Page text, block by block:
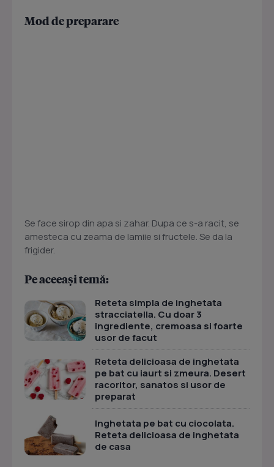
Mod de preparare
Se face sirop din apa si zahar. Dupa ce s-a racit, se
amesteca cu zeama de lamiie si fructele. Se da la
frigider.
Pe aceeași temă:
Reteta simpla de inghetata
stracciatella. Cu doar 3
ingrediente, cremoasa si foarte
usor de facut
Reteta delicioasa de inghetata
pe bat cu iaurt si zmeura. Desert
racoritor, sanatos si usor de
preparat
Inghetata pe bat cu ciocolata.
Reteta delicioasa de inghetata
de casa